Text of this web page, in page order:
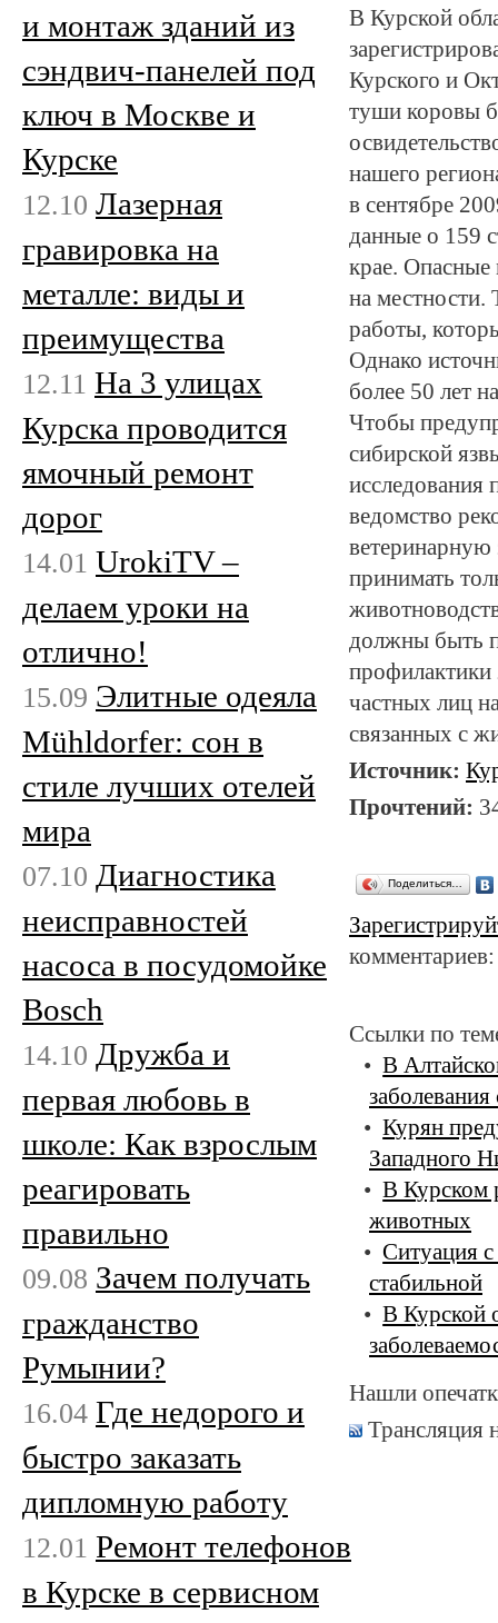
В Курской
Курского и
туши коровы
нашего
в сентябре
данные о 159
крае. Опасные
на местности.
работы,
Однако
более 50 лет
Чтобы
сибирской
ведомство
ветеринарную
принимать
должны быть
профилактики
частных лиц
связанных с
Источник:
Прочтений:
Поделиться…
Ссылки по
В
Курян
Западного
В Курском
животных
Ситуация с
стабильной
В Курской
Нашли
Трансляция
и монтаж зданий из
сэндвич-панелей под
ключ в Москве и
Курске
12.10 Лазерная
гравировка на
металле: виды и
преимущества
12.11 На 3 улицах
Курска проводится
ямочный ремонт
дорог
14.01 UrokiTV –
делаем уроки на
отлично!
15.09 Элитные одеяла
Mühldorfer: сон в
стиле лучших отелей
мира
07.10 Диагностика
неисправностей
насоса в посудомойке
Bosch
14.10 Дружба и
первая любовь в
школе: Как взрослым
реагировать
правильно
09.08 Зачем получать
гражданство
Румынии?
16.04 Где недорого и
быстро заказать
дипломную работу
12.01 Ремонт телефонов
в Курске в сервисном